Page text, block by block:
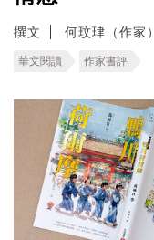
撰文 何玟珒（作家）
華文閱讀 作家書評